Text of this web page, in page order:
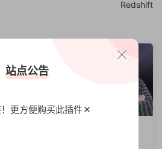
Redshift
站点公告
更方便购买此插件